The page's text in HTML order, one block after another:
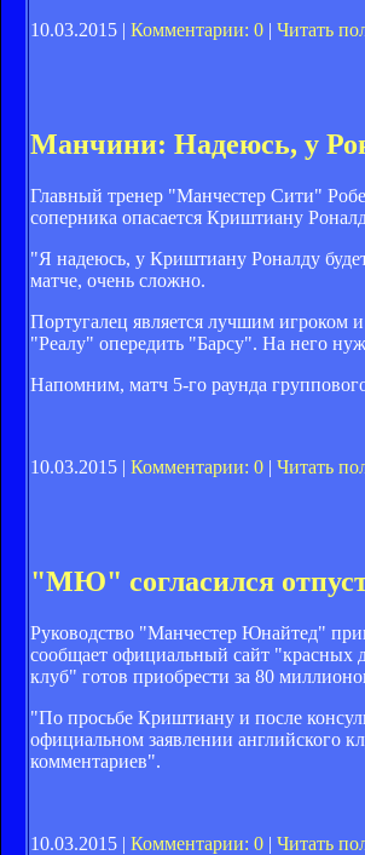
10.03.2015 | Комментарии: 0 | Читать
Манчини: Надеюсь, у
Главный тренер "Манчестер Сити"
соперника опасается Криштиану
"Я надеюсь, у Криштиану Роналду
матче, очень сложно.
Португалец является лучшим игроком
"Реалу" опередить "Барсу". На него
Напомним, матч 5-го раунда
10.03.2015 | Комментарии: 0 | Читать
"МЮ" согласился
Руководство "Манчестер Юнайтед"
сообщает официальный сайт "красных
клуб" готов приобрести за 80
"По просьбе Криштиану и после
официальном заявлении английского
комментариев".
10.03.2015 | Комментарии: 0 | Читать